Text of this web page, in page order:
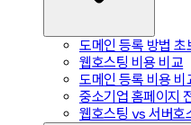
도메인 등록 방법 초
웹호스팅 비용 비교
도메인 등록 비용 비
중소기업 홈페이지
웹호스팅 vs 서버호